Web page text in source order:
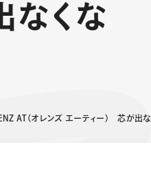
なく な
AT（オレンズ エーティー） 芯が出